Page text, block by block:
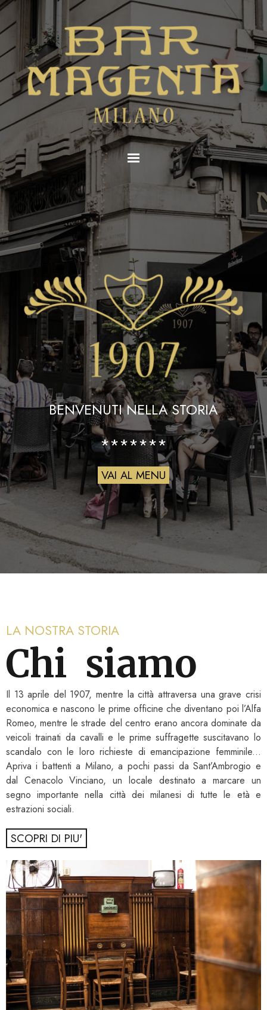
Vai ai contenuti
Salta menù
BENVENUTI NELLA STORIA
*******
VAI AL MENU
LA NOSTRA STORIA
Chi  siamo
Il 13 aprile del 1907, mentre la città attraversa una grave crisi
economica e nascono le prime officine che diventano poi l’Alfa
Romeo, mentre le strade del centro erano ancora dominate da
veicoli trainati da cavalli e le prime suffragette suscitavano lo
scandalo con le loro richieste di emancipazione femminile...
Apriva i battenti a Milano, a pochi passi da Sant’Ambrogio e
dal Cenacolo Vinciano, un locale destinato a marcare un
segno importante nella città dei milanesi di tutte le età e
estrazioni sociali.
SCOPRI DI PIU'